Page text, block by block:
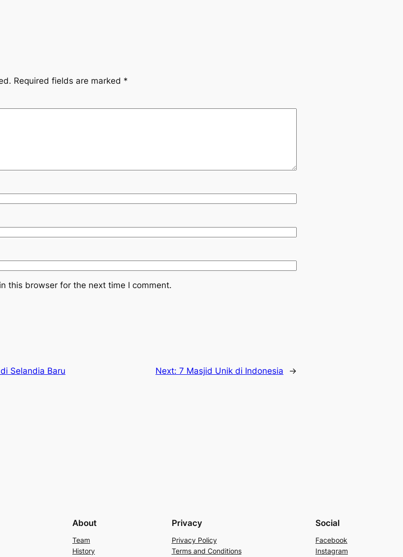
Required fields are marked *
this browser for the next time I comment.
Selandia Baru Next: 7 Masjid Unik di Indonesia →
About
Team
History
Privacy
Privacy Policy
Terms and Conditions
Social
Facebook
Instagram